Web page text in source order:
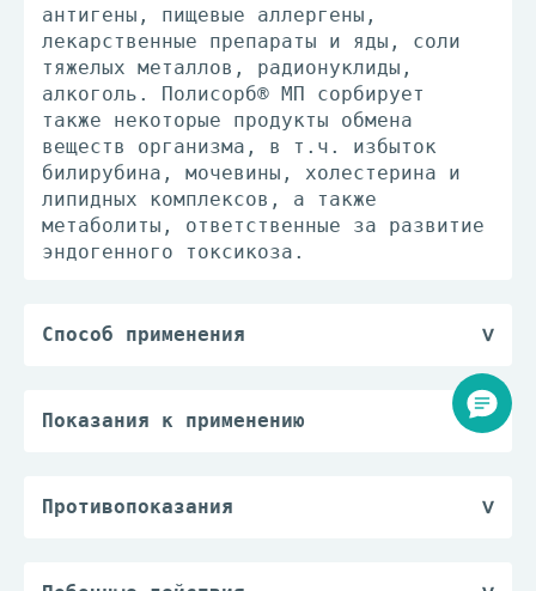
антигены, пищевые аллергены,
лекарственные препараты и яды, соли
тяжелых металлов, радионуклиды,
алкоголь. Полисорб® МП сорбирует
также некоторые продукты обмена
веществ организма, в т.ч. избыток
билирубина, мочевины, холестерина и
липидных комплексов, а также
метаболиты, ответственные за развитие
эндогенного токсикоза.
Способ применения
получения суспензии необходимое
суспензию перед каждым приемом
Показания к применению
взрослых;
токсикоинфекции, а также диарейный
Противопоказания
обострения;